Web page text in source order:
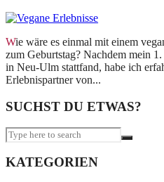
Wie wäre es einmal mit einem veganen „Erlebnis“ als Geschenk
zum Geburtstag? Nachdem mein
in Neu-Ulm stattfand, habe ich
Erlebnispartner von...
SUCHST DU ETWAS?
KATEGORIEN